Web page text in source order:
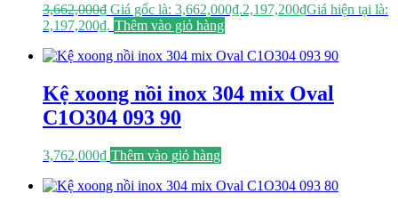
3,662,000₫ Giá gốc là: 3,662,000₫.2,197,200₫Giá hiện tại là:
2,197,200₫. Thêm vào giỏ hàng
Kệ xoong nồi inox 304 mix Oval
C1O304 093 90
3,762,000₫ Thêm vào giỏ hàng